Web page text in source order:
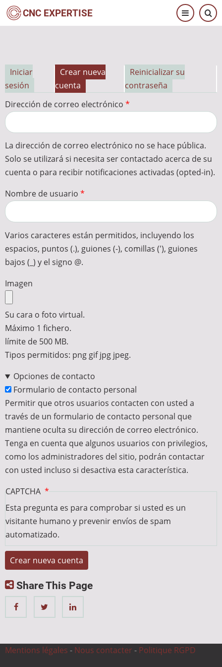
Pasar
CNC EXPERTISE
Solapas
principales
Iniciar
sesión
Crear nueva
cuenta
Reinicializar su
contraseña
Dirección de correo electrónico
La dirección de correo electrónico no se hace pública.
Solo se utilizará si necesita ser contactado acerca de su
cuenta o para recibir notificaciones activadas (opted-in).
Nombre de usuario
Varios caracteres están permitidos, incluyendo los
espacios, puntos (.), guiones (-), comillas ('), guiones
bajos (_) y el signo @.
Imagen
Su cara o foto virtual.
Máximo 1 fichero.
límite de 500 MB.
Tipos permitidos: png gif jpg jpeg.
Opciones de contacto
Formulario de contacto personal
Permitir que otros usuarios contacten con usted a
través de un formulario de contacto personal que
mantiene oculta su dirección de correo electrónico.
Tenga en cuenta que algunos usuarios con privilegios,
como los administradores del sitio, podrán contactar
con usted incluso si desactiva esta característica.
CAPTCHA
Esta pregunta es para comprobar si usted es un
visitante humano y prevenir envíos de spam
automatizado.
Share This Page
Mentions légales - Nous contacter - Politique RGPD